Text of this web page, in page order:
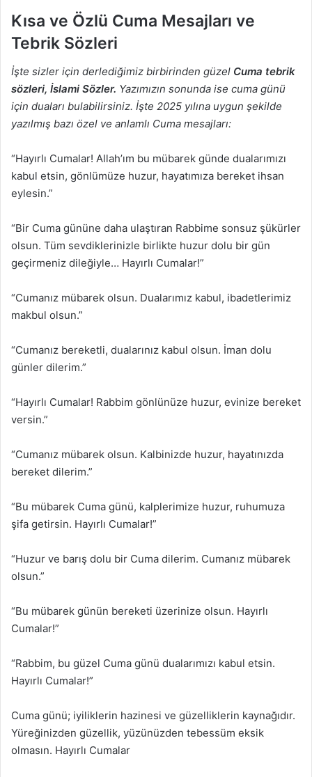
Kısa ve Özlü Cuma Mesajları ve
Tebrik Sözleri
İşte sizler için derlediğimiz birbirinden güzel Cuma tebrik
sözleri, İslami Sözler. Yazımızın sonunda ise cuma günü
için duaları bulabilirsiniz. İşte 2025 yılına uygun şekilde
yazılmış bazı özel ve anlamlı Cuma mesajları:
“Hayırlı Cumalar! Allah’ım bu mübarek günde dualarımızı
kabul etsin, gönlümüze huzur, hayatımıza bereket ihsan
eylesin.”
“Bir Cuma gününe daha ulaştıran Rabbime sonsuz şükürler
olsun. Tüm sevdiklerinizle birlikte huzur dolu bir gün
geçirmeniz dileğiyle… Hayırlı Cumalar!”
“Cumanız mübarek olsun. Dualarımız kabul, ibadetlerimiz
makbul olsun.”
“Cumanız bereketli, dualarınız kabul olsun. İman dolu
günler dilerim.”
“Hayırlı Cumalar! Rabbim gönlünüze huzur, evinize bereket
versin.”
“Cumanız mübarek olsun. Kalbinizde huzur, hayatınızda
bereket dilerim.”
“Bu mübarek Cuma günü, kalplerimize huzur, ruhumuza
şifa getirsin. Hayırlı Cumalar!”
“Huzur ve barış dolu bir Cuma dilerim. Cumanız mübarek
olsun.”
“Bu mübarek günün bereketi üzerinize olsun. Hayırlı
Cumalar!”
“Rabbim, bu güzel Cuma günü dualarımızı kabul etsin.
Hayırlı Cumalar!”
Cuma günü; iyiliklerin hazinesi ve güzelliklerin kaynağıdır.
Yüreğinizden güzellik, yüzünüzden tebessüm eksik
olmasın. Hayırlı Cumalar